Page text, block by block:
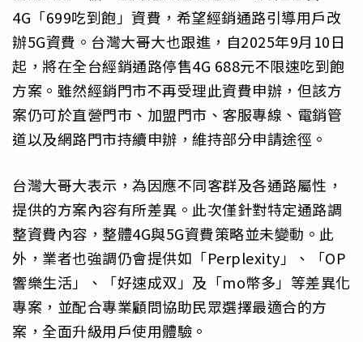
4G「699吃到飽」資費，希望經銷通路引導用戶改
辦5G資費。台灣大哥大也跟進，自2025年9月10日
起，將在全台經銷通路停售4G 688元不限速吃到飽
方案。雖然經銷門市不再受理此資費申辦，但該方
案仍可於直營門市、加盟門市、客服專線、電銷管
道以及網路門市持續申辦，維持部分申請途徑。
台灣大哥大表示，為因應不同客群及各通路屬性，
提供的方案內容有所差異。此次僅針對特定通路調
整資費內容，整體4G與5G資費策略並未變動。此
外，業者也強調仍會提供如「Perplexity」、「OP
響樂生活」、「好速成双」及「mo幣多」等差異化
專案，並配合專業顧問協助民眾選擇最適合的方
案，全面升級用戶使用體驗。